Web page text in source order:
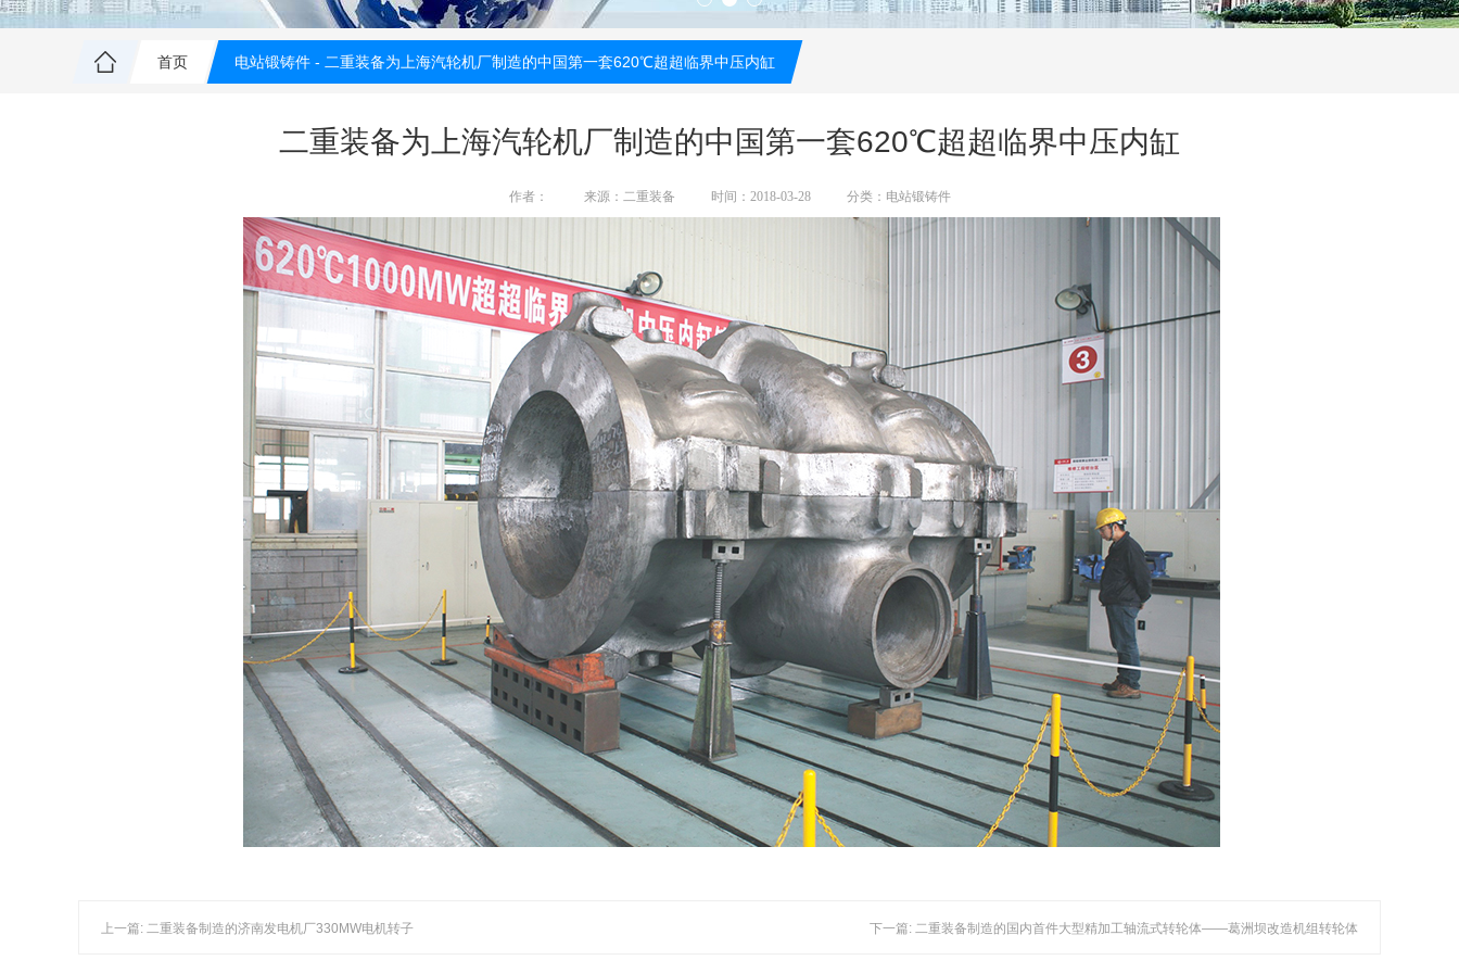
首页 电站锻铸件 - 二重装备为上海汽轮机厂制造的中国第一套620℃超超临界中压内缸
二重装备为上海汽轮机厂制造的中国第一套620℃超超临界中压内缸
作者： 来源：二重装备 时间：2018-03-28 分类：电站锻铸件
上一篇: 二重装备制造的济南发电机厂330MW电机转子 下一篇: 二重装备制造的国内首件大型精加工轴流式转轮体——葛洲坝改造机组转轮体